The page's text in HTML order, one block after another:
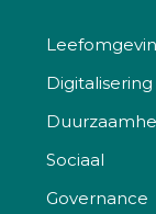
Digitalisering
Sociaal
Governance